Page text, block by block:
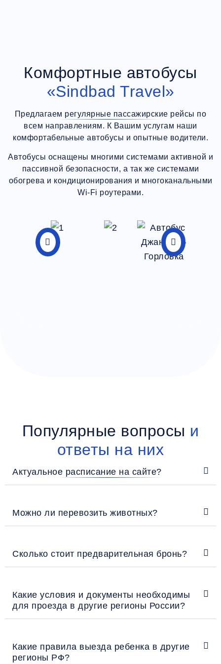
Комфортные автобусы
«Sindbad Travel»
Предлагаем регулярные пассажирские рейсы по
всем направлениям. К Вашим услугам наши
комфортабельные автобусы и опытные водители.
Автобусы оснащены многими системами активной и
пассивной безопасности, а так же системами
обогрева и кондиционирования и многоканальными
Wi-Fi роутерами.
Популярные вопросы и
ответы на них
Актуальное расписание на сайте?
Можно ли перевозить животных?
Сколько стоит предварительная бронь?
Какие условия и документы необходимы
для проезда в другие регионы России?
Какие правила выезда ребенка в другие
регионы РФ?